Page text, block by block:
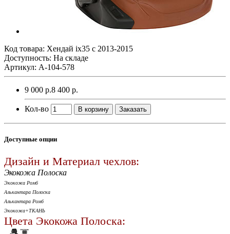
Код товара: Хендай ix35 с 2013-2015
Доступность: На складе
Артикул: A-104-578
9 000 р.8 400 р.
Кол-во В корзину Заказать
Доступные опции
Дизайн и Материал чехлов:
Экокожа Полоска
Экокожа Ромб
Алькантара Полоска
Алькантара Ромб
Экокожа+ТКАНЬ
Цвета Экокожа Полоска: